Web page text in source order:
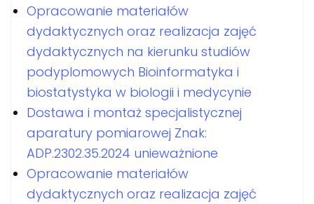
Opracowanie materiałów
dydaktycznych oraz realizacja zajęć
dydaktycznych na kierunku studiów
podyplomowych Bioinformatyka i
biostatystyka w biologii i medycynie
Dostawa i montaż specjalistycznej
aparatury pomiarowej Znak:
ADP.2302.35.2024 unieważnione
Opracowanie materiałów
dydaktycznych oraz realizacja zajęć